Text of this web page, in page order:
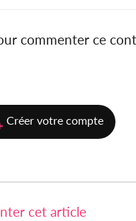
commenter ce
Créer votre compte
cet article